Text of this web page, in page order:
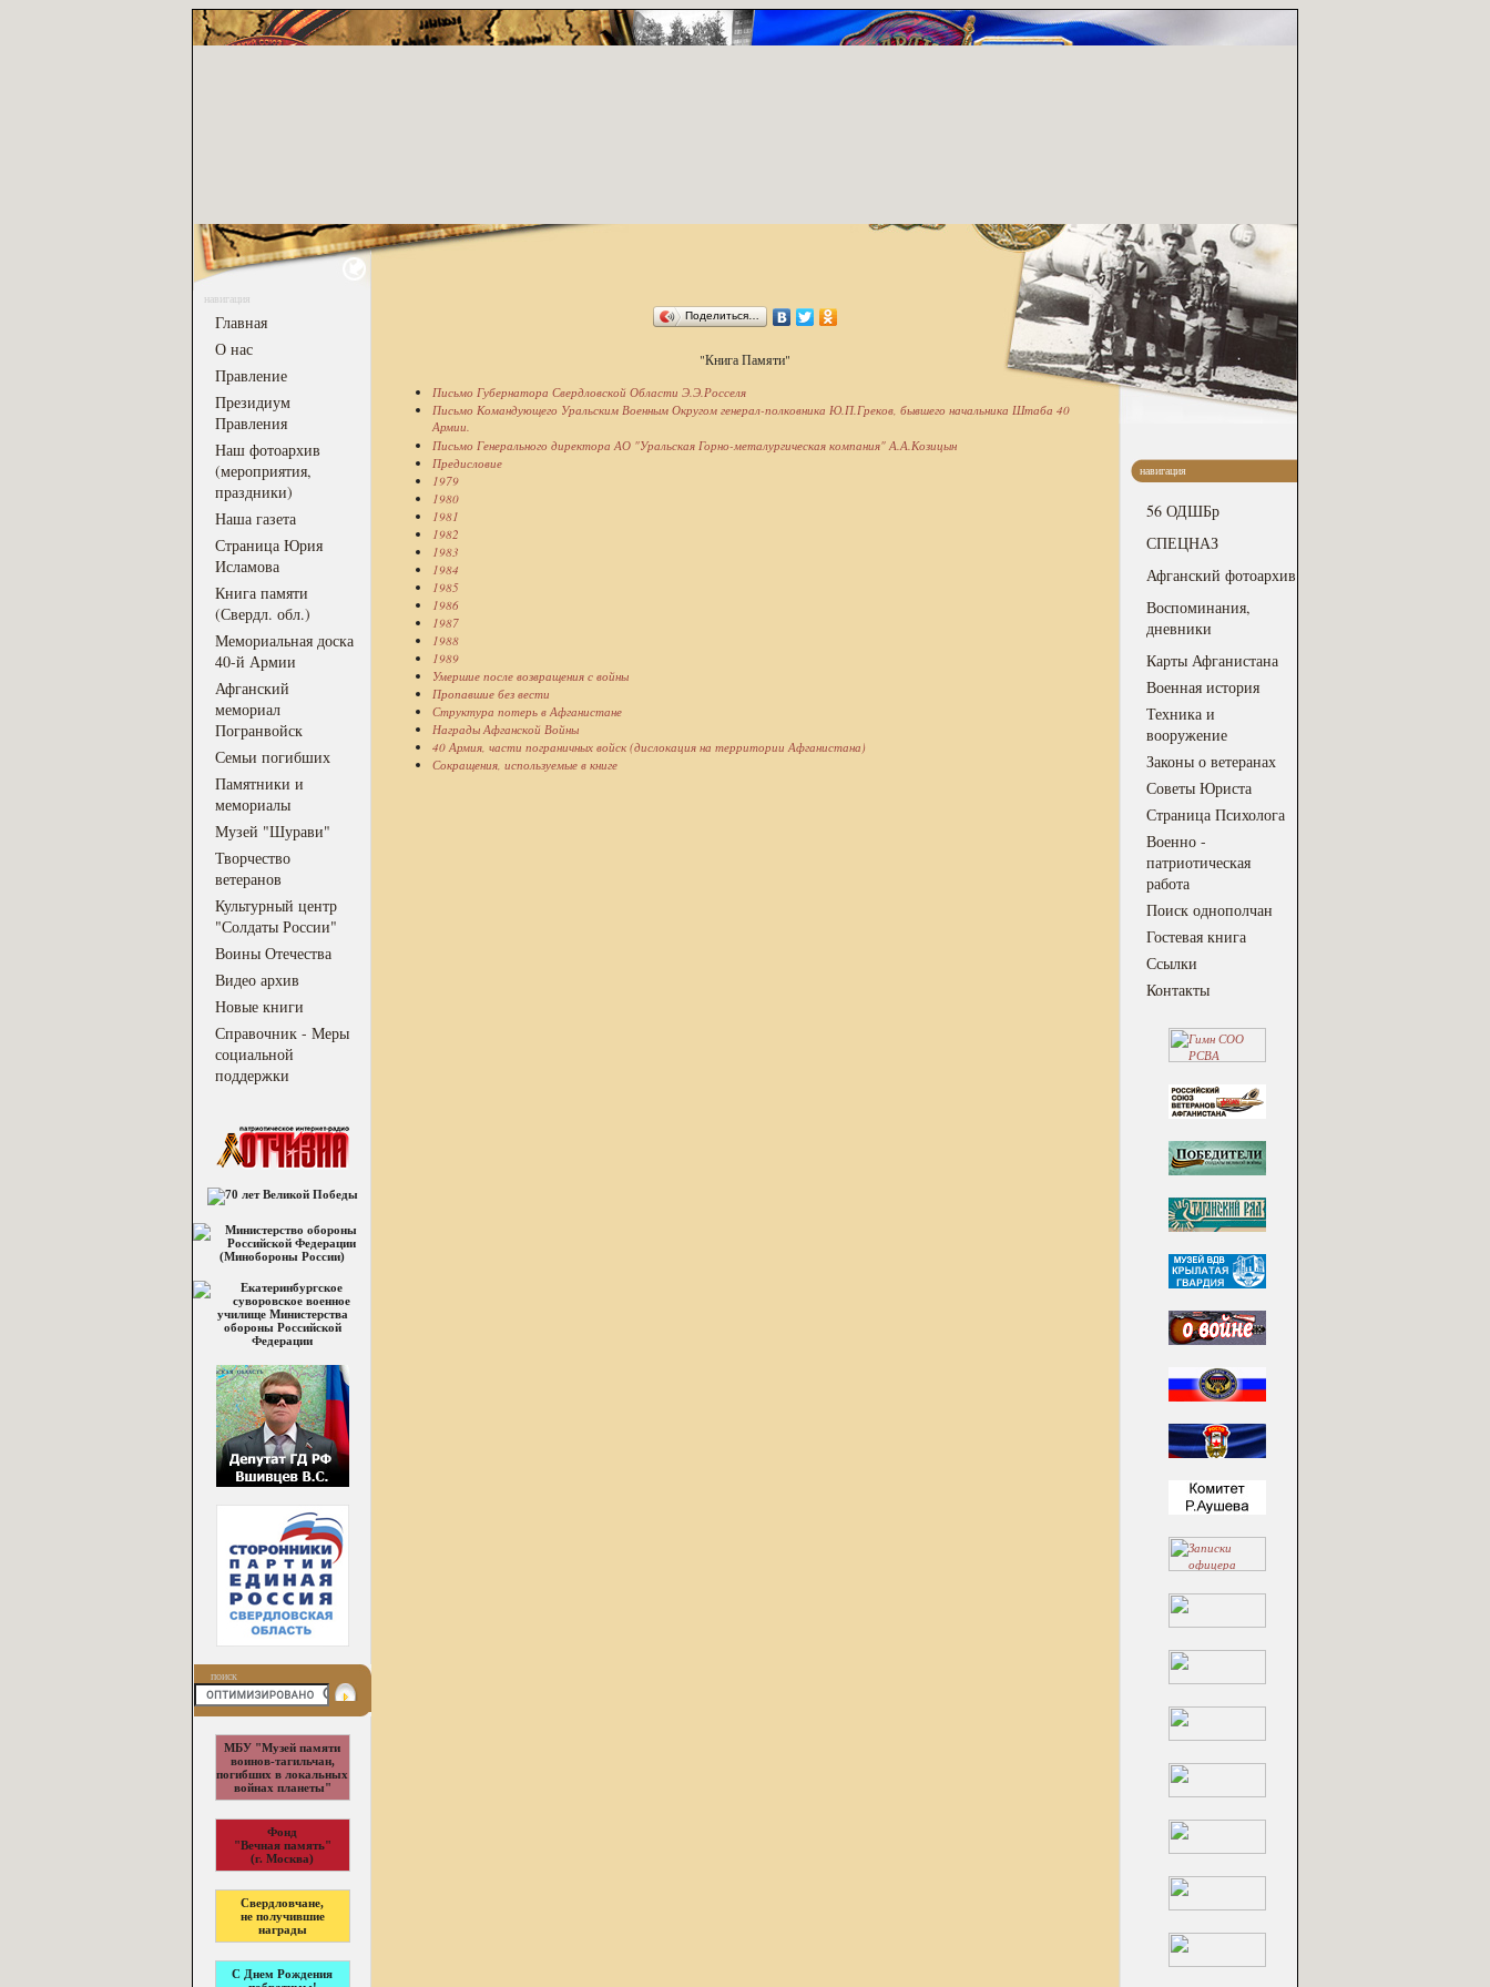
навигация
Главная
О нас
Правление
Президиум
Правления
Наш фотоархив
(мероприятия,
праздники)
Наша газета
Страница Юрия
Исламова
Книга памяти
(Свердл. обл.)
Мемориальная доска
40-й Армии
Афганский
мемориал
Погранвойск
Семьи погибших
Памятники и
мемориалы
Музей "Шурави"
Творчество
ветеранов
Культурный центр
"Солдаты России"
Воины Отечества
Видео архив
Новые книги
Справочник - Меры
социальной
поддержки
поиск
МБУ "Музей памяти
воинов-тагильчан,
погибших в локальных
войнах планеты"
Фонд
"Вечная память"
(г. Москва)
Свердловчане,
не получившие
награды
С Днем Рождения
Поделиться…
"Книга Памяти"
Письмо Губернатора Свердловской Области Э.Э.Росселя
Письмо Командующего Уральским Военным Округом генерал-полковника Ю.П.Греков, бывшего начальника Штаба 40
Армии.
Письмо Генерального директора АО "Уральская Горно-металургическая компания" А.А.Козицын
Предисловие
1979
1980
1981
1982
1983
1984
1985
1986
1987
1988
1989
Умершие после возвращения с войны
Пропавшие без вести
Структура потерь в Афганистане
Награды Афганской Войны
40 Армия, части пограничных войск (дислокация на территории Афганистана)
Сокращения, используемые в книге
навигация
56 ОДШБр
СПЕЦНАЗ
Афганский фотоархив
Воспоминания,
дневники
Карты Афганистана
Военная история
Техника и
вооружение
Законы о ветеранах
Советы Юриста
Страница Психолога
Военно -
патриотическая
работа
Поиск однополчан
Гостевая книга
Ссылки
Контакты